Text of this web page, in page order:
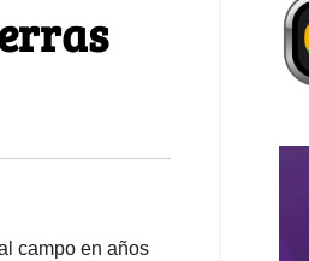
campo en años